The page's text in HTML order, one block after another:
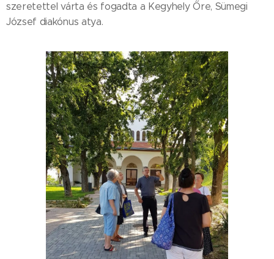
szeretettel várta és fogadta a Kegyhely Őre, Sümegi
József diakónus atya.